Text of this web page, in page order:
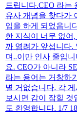
드립니다.CEO 라는
유사 개념을 찾다가
입을 하게 되었읍니
한 지식이 너무 없어
까 염려가 앞섭니다.
며..이만 인사 줄입니
요. CEO가 아니라
라는 용어는 거창하
별 거없습니다. 각
보시면 감이 잡힐
도 환영합니다. 1/7